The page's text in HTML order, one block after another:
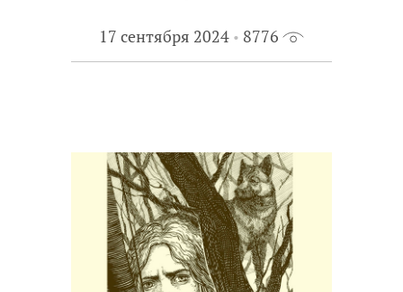
17 сентября 2024 8776